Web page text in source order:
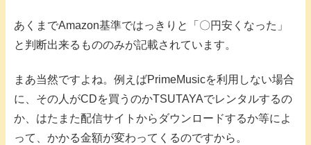
あくまでAmazon基準ではっきりと「〇円安くなった」
と判断出来るもののみが記載されています。
まあ当然ですよね。例えばPrimeMusicを利用しない場合
に、その人がCDを買うのかTSUTAYAでレンタルするの
か、はたまた配信サイトからダウンロードするか等によ
って、かかる金額が変わってくるのですから。